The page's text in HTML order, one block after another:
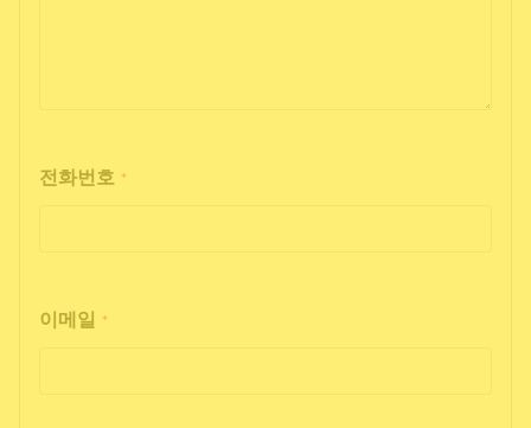
전화번호 *
이메일 *